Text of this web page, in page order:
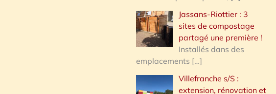
Jassans-Riottier : 3
sites de compostage
partagé une première !
Installés dans des
emplacements […]
Villefranche s/S :
extension, rénovation et